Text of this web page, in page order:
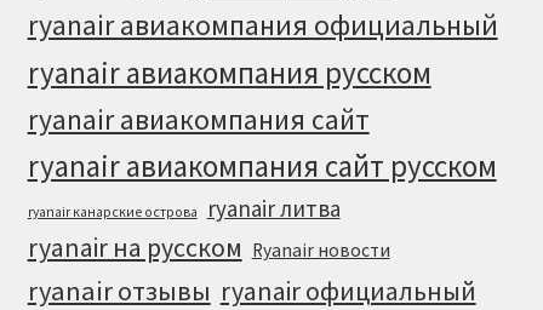
ryanair авиакомпания официальный
ryanair авиакомпания русском
ryanair авиакомпания сайт
ryanair авиакомпания сайт русском
ryanair канарские острова ryanair литва
ryanair на русском Ryanair новости
ryanair отзывы ryanair официальный